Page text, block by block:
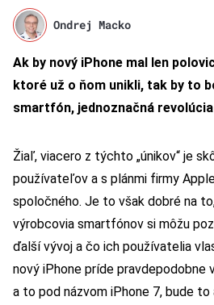
Ondrej Macko
Ak by nový iPhone mal len
ktoré už o ňom unikli, tak by to
smartfón, jednoznačná
Žiaľ, viacero z týchto „únikov“ je
používateľov a s plánmi firmy
spoločného. Je to však dobré na
výrobcovia smartfónov si môžu
ďalší vývoj a čo ich používatelia
nový iPhone príde
a to pod názvom iPhone 7, bude